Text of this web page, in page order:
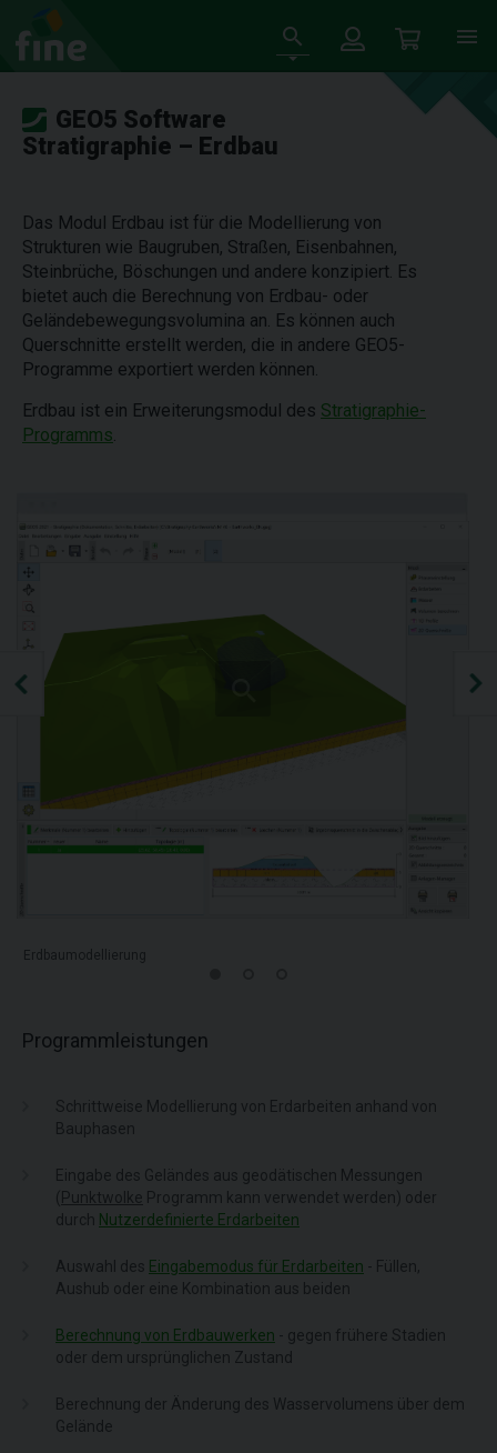
GEO5 Software
Stratigraphie – Erdbau
Das Modul Erdbau ist für die Modellierung von
Strukturen wie Baugruben, Straßen, Eisenbahnen,
Steinbrüche, Böschungen und andere konzipiert. Es
bietet auch die Berechnung von Erdbau- oder
Geländebewegungsvolumina an. Es können auch
Querschnitte erstellt werden, die in andere GEO5-
Programme exportiert werden können.
Erdbau ist ein Erweiterungsmodul des Stratigraphie-
Programms.
Erdbaumodellierung
Programmleistungen
Schrittweise Modellierung von Erdarbeiten anhand von
Bauphasen
Eingabe des Geländes aus geodätischen Messungen
( Punktwolke Programm kann verwendet werden) oder
durch Nutzerdefinierte Erdarbeiten
Auswahl des Eingabemodus für Erdarbeiten - Füllen,
Aushub oder eine Kombination aus beiden
Berechnung von Erdbauwerken - gegen frühere Stadien
oder dem ursprünglichen Zustand
Berechnung der Änderung des Wasservolumens über dem
Gelände